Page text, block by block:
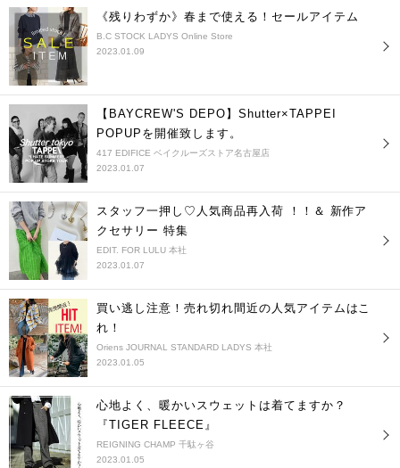
《残りわずか》春まで使える！セールアイテム
B.C STOCK LADYS Online Store
2023.01.09
【BAYCREW'S DEPO】Shutter×TAPPEI
POPUPを開催致します。
417 EDIFICE ベイクルーズストア名古屋店
2023.01.07
スタッフ一押し♡人気商品再入荷 ！！＆ 新作ア
クセサリー 特集
EDIT. FOR LULU 本社
2023.01.07
買い逃し注意！売れ切れ間近の人気アイテムはこ
れ！
Oriens JOURNAL STANDARD LADYS 本社
2023.01.05
心地よく、暖かいスウェットは着てますか？
『TIGER FLEECE』
REIGNING CHAMP 千駄ヶ谷
2023.01.05